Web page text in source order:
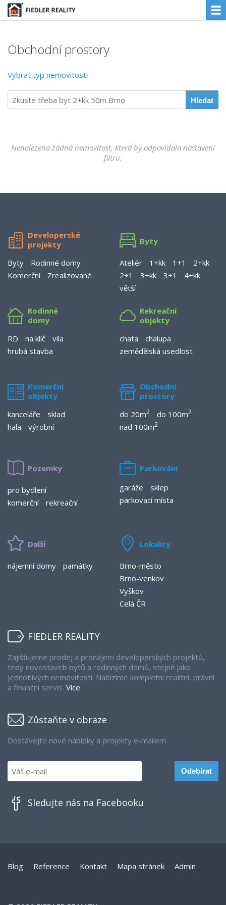
Obchodní prostory
Vybrat typ nemovitosti
Nenalezena žádná nemovitost, která by odpovídala nastavení
filtru.
Developerské
projekty
Byty
Rodinné domy
Komerční
Zrealizované
Byty
Ateliér 1+kk 1+1
2+kk
2+1
3+kk 3+1
4+kk
větší
Rodinné
domy
RD
na klíč
vila
hrubá stavba
Rekreační
objekty
chata
chalupa
zemědělská usedlost
Komerční
objekty
kanceláře
sklad
hala
výrobní
Obchodní
prostory
do 20m2 do 100m2
nad 100m2
Pozemky
pro bydlení
komerční
rekreační
Parkování
garáže
sklep
parkovací místa
Další
nájemní domy památky
Lokality
Brno-město
Brno-venkov
Vyškov
Celá ČR
FIEDLER REALITY
Zajišťujeme prodej a pronájem developerských projektů,
tedy novostaveb bytů a rodinných domů, stejně jako
jednotlivých nemovitostí. Nabízíme kompletní realitní, právní
a finanční servis. Více
Zůstaňte v obraze
Dostávejte nové nabídky a projekty e-mailem.
Sledujte nás na Facebooku
Blog Reference Kontakt Mapa stránek Admin